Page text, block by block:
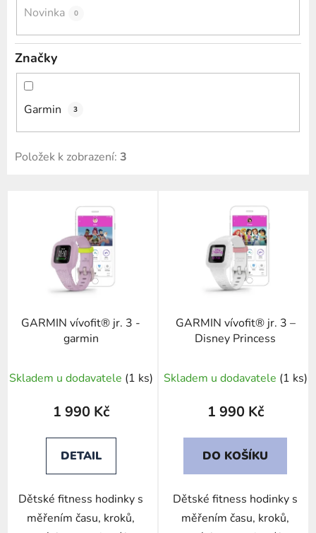
Novinka 0
Značky
Garmin 3
Položek k zobrazení: 3
k
GARMIN vívofit® jr. 3 -
garmin
Skladem u dodavatele (1 ks)
1 990 Kč
DETAIL
Dětské fitness hodinky s
měřením času, kroků,
GARMIN vívofit® jr. 3 –
Disney Princess
Skladem u dodavatele (1 ks)
1 990 Kč
DO KOŠÍKU
Dětské fitness hodinky s
měřením času, kroků,